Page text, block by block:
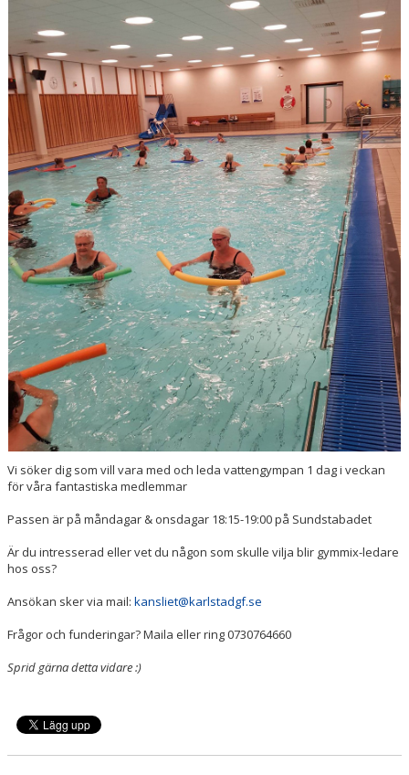
PRISER & TERMINSTIDER
BLI LEDARE
FÖRENINGSKOLLEKTION
HYRA KGF-LOKALEN
SPONSORER
FRITIDSKORTET
Vi söker dig som vill vara med och leda vattengympan 1 dag i veckan
för våra fantastiska medlemmar
Passen är på måndagar & onsdagar 18:15-19:00 på Sundstabadet
Är du intresserad eller vet du någon som skulle vilja blir gymmix-ledare
hos oss?
Ansökan sker via mail: kansliet@karlstadgf.se
Frågor och funderingar? Maila eller ring 0730764660
Sprid gärna detta vidare :)